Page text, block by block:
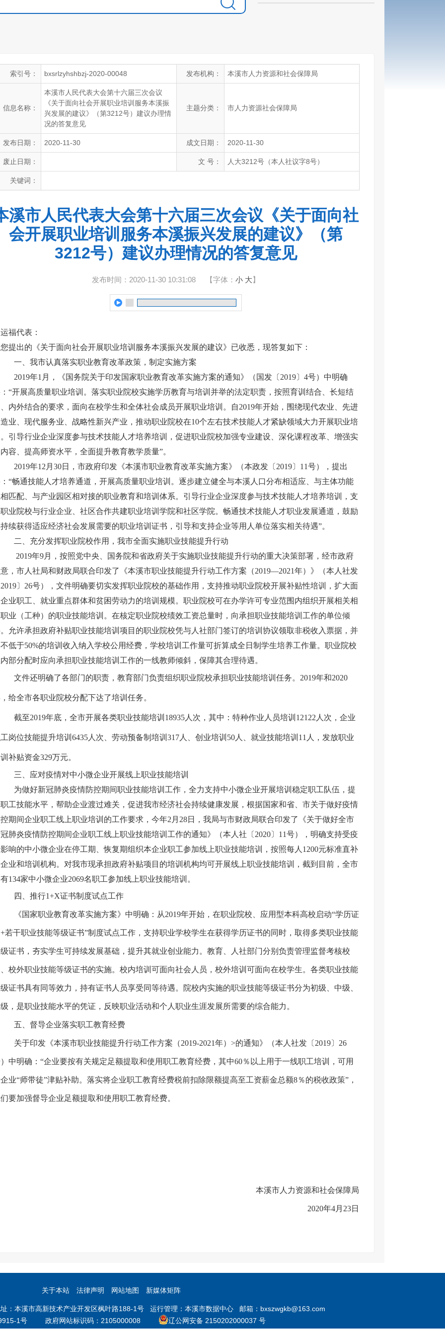
索引号： bxsrlzyhshbzj-2020-00048 发布机构： 本溪市人力资源和社会保障局
信息名称：
本溪市人民代表大会第十六届三次会议
《关于面向社会开展职业培训服务本溪振
兴发展的建议》（第3212号）建议办理情
况的答复意见
主题分类： 市人力资源社会保障局
发布日期： 2020-11-30 成文日期： 2020-11-30
废止日期： 文 号： 人大3212号（本人社议字8号）
关键词：
溪市人民代表大会第十六届三次会议《关于面向社
会开展职业培训服务本溪振兴发展的建议》（第
3212号）建议办理情况的答复意见
发布时间：2020-11-30 10:31:08 【字体： 小 大】
福代表：
出的《关于面向社会开展职业培训服务本溪振兴发展的建议》已收悉，现答复如下：
一、我市认真落实职业教育改革政策，制定实施方案
2019年1月，《国务院关于印发国家职业教育改革实施方案的通知》（国发〔2019〕4号）中明确
“开展高质量职业培训。落实职业院校实施学历教育与培训并举的法定职责，按照育训结合、长短结
内外结合的要求，面向在校学生和全体社会成员开展职业培训。自2019年开始，围绕现代农业、先进
业、现代服务业、战略性新兴产业，推动职业院校在10个左右技术技能人才紧缺领域大力开展职业培
引导行业企业深度参与技术技能人才培养培训，促进职业院校加强专业建设、深化课程改革、增强实
容、提高师资水平，全面提升教育教学质量”。
2019年12月30日，市政府印发《本溪市职业教育改革实施方案》（本政发〔2019〕11号），提出
“畅通技能人才培养通道，开展高质量职业培训。逐步建立健全与本溪人口分布相适应、与主体功能
匹配、与产业园区相对接的职业教育和培训体系。引导行业企业深度参与技术技能人才培养培训，支
业院校与行业企业、社区合作共建职业培训学院和社区学院。畅通技术技能人才职业发展通道，鼓励
续获得适应经济社会发展需要的职业培训证书，引导和支持企业等用人单位落实相关待遇”。
二、充分发挥职业院校作用，我市全面实施职业技能提升行动
2019年9月，按照党中央、国务院和省政府关于实施职业技能提升行动的重大决策部署，经市政府
，市人社局和财政局联合印发了《本溪市职业技能提升行动工作方案（2019—2021年）》（本人社发
〕26号），文件明确要切实发挥职业院校的基础作用，支持推动职业院校开展补贴性培训，扩大面
业职工、就业重点群体和贫困劳动力的培训规模。职业院校可在办学许可专业范围内组织开展相关相
业（工种）的职业技能培训。在核定职业院校绩效工资总量时，向承担职业技能培训工作的单位倾
允许承担政府补贴职业技能培训项目的职业院校凭与人社部门签订的培训协议领取非税收入票据，并
低于50%的培训收入纳入学校公用经费，学校培训工作量可折算成全日制学生培养工作量。职业院校
部分配时应向承担职业技能培训工作的一线教师倾斜，保障其合理待遇。
文件还明确了各部门的职责，教育部门负责组织职业院校承担职业技能培训任务。2019年和2020
给全市各职业院校分配下达了培训任务。
截至2019年底，全市开展各类职业技能培训18935人次，其中：特种作业人员培训12122人次，企业
岗位技能提升培训6435人次、劳动预备制培训317人、创业培训50人、就业技能培训11人，发放职业
补贴资金329万元。
三、应对疫情对中小微企业开展线上职业技能培训
为做好新冠肺炎疫情防控期间职业技能培训工作，全力支持中小微企业开展培训稳定职工队伍，提
工技能水平，帮助企业渡过难关，促进我市经济社会持续健康发展，根据国家和省、市关于做好疫情
期间企业职工线上职业培训的工作要求，今年2月28日，我局与市财政局联合印发了《关于做好全市
肺炎疫情防控期间企业职工线上职业技能培训工作的通知》（本人社〔2020〕11号），明确支持受疫
响的中小微企业在停工期、恢复期组织本企业职工参加线上职业技能培训，按照每人1200元标准直补
业和培训机构。对我市现承担政府补贴项目的培训机构均可开展线上职业技能培训，截到目前，全市
134家中小微企业2069名职工参加线上职业技能培训。
四、推行1+X证书制度试点工作
《国家职业教育改革实施方案》中明确：从2019年开始，在职业院校、应用型本科高校启动“学历证
若干职业技能等级证书”制度试点工作，支持职业学校学生在获得学历证书的同时，取得多类职业技能
证书，夯实学生可持续发展基础，提升其就业创业能力。教育、人社部门分别负责管理监督考核校
校外职业技能等级证书的实施。校内培训可面向社会人员，校外培训可面向在校学生。各类职业技能
证书具有同等效力，持有证书人员享受同等待遇。院校内实施的职业技能等级证书分为初级、中级、
，是职业技能水平的凭证，反映职业活动和个人职业生涯发展所需要的综合能力。
五、督导企业落实职工教育经费
关于印发《本溪市职业技能提升行动工作方案（2019-2021年）>的通知》（本人社发〔2019〕26
中明确：“企业要按有关规定足额提取和使用职工教育经费，其中60％以上用于一线职工培训，可用
业“师带徒”津贴补助。落实将企业职工教育经费税前扣除限额提高至工资薪金总额8％的税收政策”，
要加强督导企业足额提取和使用职工教育经费。
本溪市人力资源和社会保障局
2020年4月23日
关于本站 法律声明 网站地图 新媒体矩阵
：本溪市高新技术产业开发区枫叶路188-1号 运行管理：本溪市数据中心 邮箱：bxszwgkb@163.com
1号 政府网站标识码：2105000008
辽公网安备 2150202000037 号